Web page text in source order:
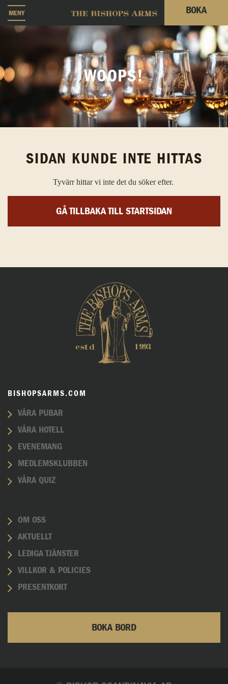
MENY BOKA
WOOPS!
SIDAN KUNDE INTE HITTAS
Tyvärr hittar vi inte det du söker efter.
GÅ TILLBAKA TILL STARTSIDAN
BISHOPSARMS.COM
VÅRA PUBAR
VÅRA HOTELL
EVENEMANG
MEDLEMSKLUBBEN
VÅRA QUIZ
OM OSS
AKTUELLT
LEDIGA TJÄNSTER
VILLKOR & POLICIES
PRESENTKORT
BOKA BORD